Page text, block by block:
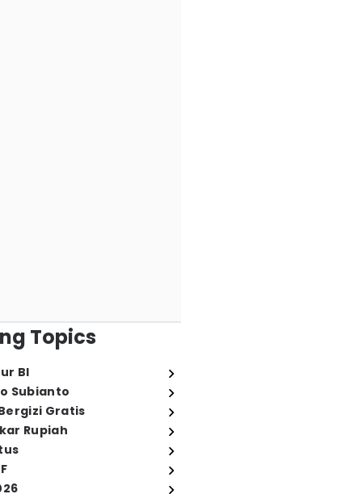
Topics
BI
Subianto
Gratis
Rupiah